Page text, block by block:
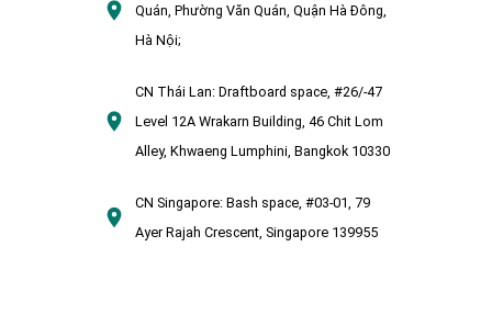
Quán, Phường Văn Quán, Quận Hà Đông,
Hà Nội;
CN Thái Lan: Draftboard space, #26/-47
Level 12A Wrakarn Building, 46 Chit Lom
Alley, Khwaeng Lumphini, Bangkok 10330
CN Singapore: Bash space, #03-01, 79
Ayer Rajah Crescent, Singapore 139955